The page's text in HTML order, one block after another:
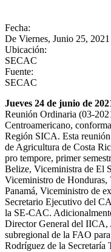
Fecha:
De Viernes, Junio 25, 2021
Ubicación:
SECAC
Fuente:
SECAC
Jueves 24 de junio de
Reunión Ordinaria (03-
Centroamericano,
Región SICA. Esta
de Agricultura de Costa
pro tempore, primer
Belize, Viceministra de El
Viceministro de
Panamá, Viceministro de
Secretario Ejecutivo del
la SE-CAC.
Director General del IICA,
subregional de la FAO
Rodríguez de la